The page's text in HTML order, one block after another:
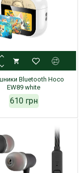
Bluetooth Hoco
EW89 white
610 грн